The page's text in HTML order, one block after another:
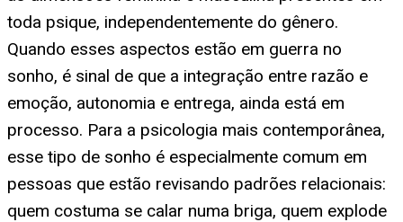
toda psique, independentemente do gênero.
Quando esses aspectos estão em guerra no
sonho, é sinal de que a integração entre razão e
emoção, autonomia e entrega, ainda está em
processo. Para a psicologia mais contemporânea,
esse tipo de sonho é especialmente comum em
pessoas que estão revisando padrões relacionais:
quem costuma se calar numa briga, quem explode